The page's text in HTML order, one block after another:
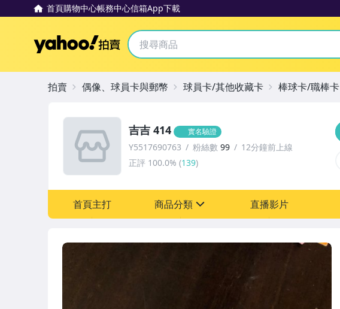
首頁購物中心帳務中心信箱App下載
Yahoo拍賣
吉吉 414 實名驗證
Y5517690763 粉絲數 99
12分鐘前上線
正評 100.0% (139)
首頁主打 商品分類 直播影片
拍賣 偶像、球員卡與郵幣 球員卡/其他收藏卡 棒球卡/職棒卡